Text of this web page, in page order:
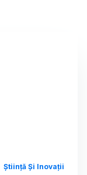
Știință Și Inovații